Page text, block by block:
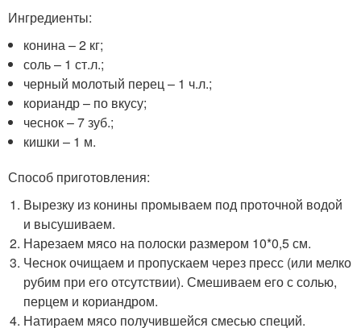
Ингредиенты:
конина – 2 кг;
соль – 1 ст.л.;
черный молотый перец – 1 ч.л.;
кориандр – по вкусу;
чеснок – 7 зуб.;
кишки – 1 м.
Способ приготовления:
Вырезку из конины промываем под проточной водой
и высушиваем.
Нарезаем мясо на полоски размером 10*0,5 см.
Чеснок очищаем и пропускаем через пресс (или мелко
рубим при его отсутствии). Смешиваем его с солью,
перцем и кориандром.
Натираем мясо получившейся смесью специй.